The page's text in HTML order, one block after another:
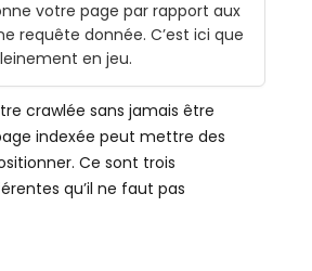
votre page par rapport aux
requête donnée. C’est ici que
en jeu.
crawlée sans jamais être
indexée peut mettre des
Ce sont trois
qu’il ne faut pas